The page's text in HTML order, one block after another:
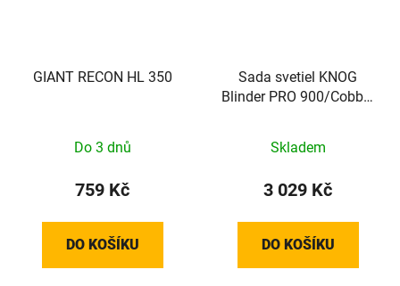
GIANT RECON HL 350
Do 3 dnů
759 Kč
DO KOŠÍKU
Sada svetiel KNOG
Blinder PRO 900/Cobber
Skladem
3 029 Kč
DO KOŠÍKU